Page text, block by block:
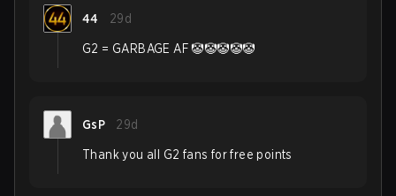
44 29d
G2 = GARBAGE AF 🤡🤡🤡🤡🤡
GsP 29d
Thank you all G2 fans for free points